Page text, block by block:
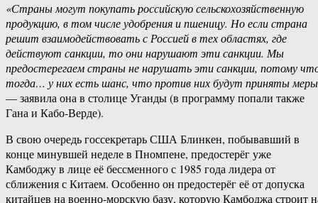
«Страны могут покупать российскую сельскохозяйственную
продукцию, в том числе удобрения и пшеницу. Но если страна
решит взаимодействовать с Россией в тех областях, где
действуют санкции, то они нарушают эти санкции. Мы
предостерегаем страны не нарушать эти санкции, потому
тогда… у них есть шанс, что против них будут приняты
— заявила она в столице Уганды (в программу попали также
Гана и Кабо-Верде).
В свою очередь госсекретарь США Блинкен, побывавший в
конце минувшей неделе в Пномпене, предостерёг уже
Камбоджу в лице её бессменного с 1985 года лидера от
сближения с Китаем. Особенно он предостерёг её от допуска
китайцев на военно-морскую базу, которую Камбоджа строит